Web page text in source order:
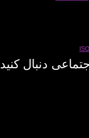
دنبال کنید